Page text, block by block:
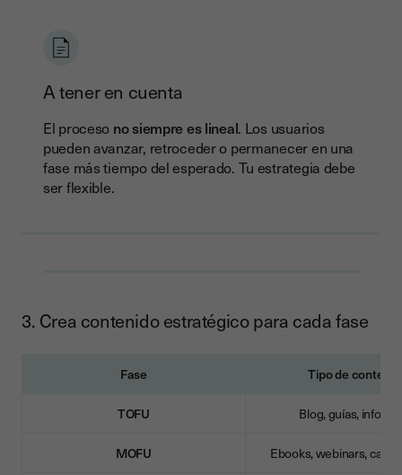
A tener en cuenta
El proceso no siempre es lineal. Los usuarios
pueden avanzar, retroceder o permanecer en una
fase más tiempo del esperado. Tu estrategia debe
ser flexible.
3. Crea contenido estratégico para cada fase
Fase Tipo de
TOFU Blog, guías,
MOFU Ebooks, webinars,